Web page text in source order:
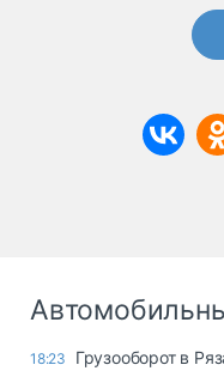
18:23
Грузооборот в